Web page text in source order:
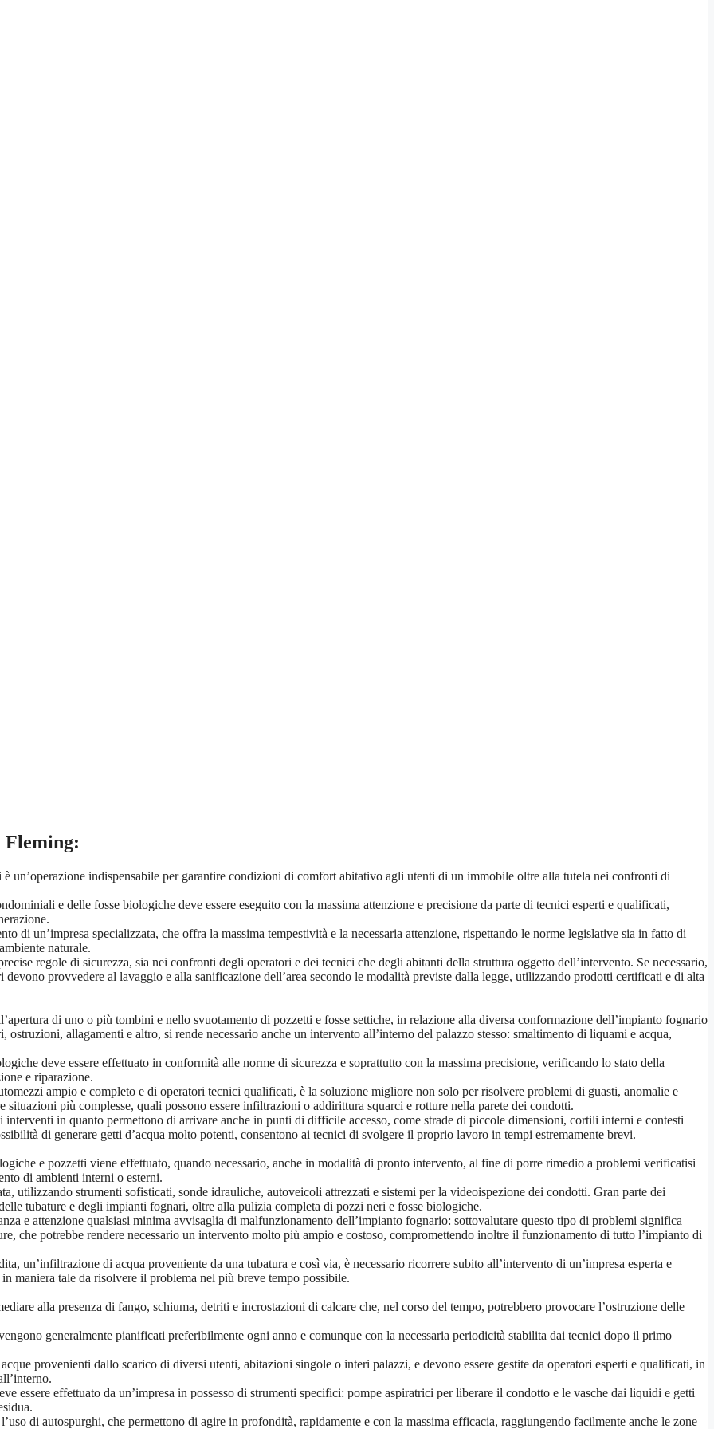
Fleming:
un’operazione indispensabile per garantire condizioni di comfort abitativo agli utenti di un immobile oltre alla tutela nei confronti di
e delle fosse biologiche deve essere eseguito con la massima attenzione e precisione da parte di tecnici esperti e qualificati,
di un’impresa specializzata, che offra la massima tempestività e la necessaria attenzione, rispettando le norme legislative sia in fatto di
naturale.
regole di sicurezza, sia nei confronti degli operatori e dei tecnici che degli abitanti della struttura oggetto dell’intervento. Se necessario,
provvedere al lavaggio e alla sanificazione dell’area secondo le modalità previste dalla legge, utilizzando prodotti certificati e di alta
di uno o più tombini e nello svuotamento di pozzetti e fosse settiche, in relazione alla diversa conformazione dell’impianto fognario
allagamenti e altro, si rende necessario anche un intervento all’interno del palazzo stesso: smaltimento di liquami e acqua,
deve essere effettuato in conformità alle norme di sicurezza e soprattutto con la massima precisione, verificando lo stato della
e riparazione.
ampio e completo e di operatori tecnici qualificati, è la soluzione migliore non solo per risolvere problemi di guasti, anomalie e
più complesse, quali possono essere infiltrazioni o addirittura squarci e rotture nella parete dei condotti.
in quanto permettono di arrivare anche in punti di difficile accesso, come strade di piccole dimensioni, cortili interni e contesti
di generare getti d’acqua molto potenti, consentono ai tecnici di svolgere il proprio lavoro in tempi estremamente brevi.
e pozzetti viene effettuato, quando necessario, anche in modalità di pronto intervento, al fine di porre rimedio a problemi verificatisi
di ambienti interni o esterni.
utilizzando strumenti sofisticati, sonde idrauliche, autoveicoli attrezzati e sistemi per la videoispezione dei condotti. Gran parte dei
tubature e degli impianti fognari, oltre alla pulizia completa di pozzi neri e fosse biologiche.
e attenzione qualsiasi minima avvisaglia di malfunzionamento dell’impianto fognario: sottovalutare questo tipo di problemi significa
che potrebbe rendere necessario un intervento molto più ampio e costoso, compromettendo inoltre il funzionamento di tutto l’impianto di
un’infiltrazione di acqua proveniente da una tubatura e così via, è necessario ricorrere subito all’intervento di un’impresa esperta e
maniera tale da risolvere il problema nel più breve tempo possibile.
alla presenza di fango, schiuma, detriti e incrostazioni di calcare che, nel corso del tempo, potrebbero provocare l’ostruzione delle
generalmente pianificati preferibilmente ogni anno e comunque con la necessaria periodicità stabilita dai tecnici dopo il primo
provenienti dallo scarico di diversi utenti, abitazioni singole o interi palazzi, e devono essere gestite da operatori esperti e qualificati, in
essere effettuato da un’impresa in possesso di strumenti specifici: pompe aspiratrici per liberare il condotto e le vasche dai liquidi e getti
di autospurghi, che permettono di agire in profondità, rapidamente e con la massima efficacia, raggiungendo facilmente anche le zone